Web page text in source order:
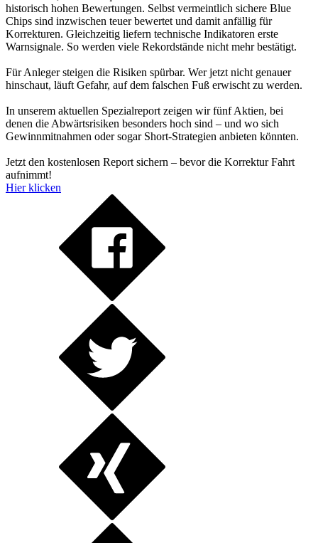
historisch hohen Bewertungen. Selbst vermeintlich sichere Blue
Chips sind inzwischen teuer bewertet und damit anfällig für
Korrekturen. Gleichzeitig liefern technische Indikatoren erste
Warnsignale. So werden viele Rekordstände nicht mehr bestätigt.
Für Anleger steigen die Risiken spürbar. Wer jetzt nicht genauer
hinschaut, läuft Gefahr, auf dem falschen Fuß erwischt zu werden.
In unserem aktuellen Spezialreport zeigen wir fünf Aktien, bei
denen die Abwärtsrisiken besonders hoch sind – und wo sich
Gewinnmitnahmen oder sogar Short-Strategien anbieten könnten.
Jetzt den kostenlosen Report sichern – bevor die Korrektur Fahrt
aufnimmt!
Hier klicken